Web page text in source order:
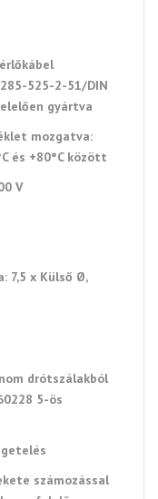
525-2-51/DIN
gyártva
mozgatva:
és +80°C között
V
7,5 x Külső Ø,
drótszálakból
5-ös
számozással